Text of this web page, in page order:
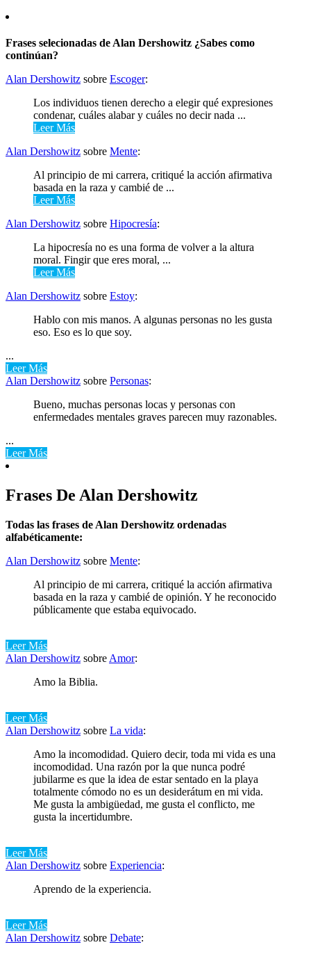
Frases selecionadas de Alan Dershowitz ¿Sabes como
continúan?
Alan Dershowitz sobre Escoger:
Los individuos tienen derecho a elegir qué expresiones
condenar, cuáles alabar y cuáles no decir nada ...
Leer Más
Alan Dershowitz sobre Mente:
Al principio de mi carrera, critiqué la acción afirmativa
basada en la raza y cambié de ...
Leer Más
Alan Dershowitz sobre Hipocresía:
La hipocresía no es una forma de volver a la altura
moral. Fingir que eres moral, ...
Leer Más
Alan Dershowitz sobre Estoy:
Hablo con mis manos. A algunas personas no les gusta
eso. Eso es lo que soy.
...
Leer Más
Alan Dershowitz sobre Personas:
Bueno, muchas personas locas y personas con
enfermedades mentales graves parecen muy razonables.
...
Leer Más
Frases De Alan Dershowitz
Todas las frases de Alan Dershowitz ordenadas
alfabéticamente:
Alan Dershowitz sobre Mente:
Al principio de mi carrera, critiqué la acción afirmativa
basada en la raza y cambié de opinión. Y he reconocido
públicamente que estaba equivocado.
Leer Más
Alan Dershowitz sobre Amor:
Amo la Biblia.
Leer Más
Alan Dershowitz sobre La vida:
Amo la incomodidad. Quiero decir, toda mi vida es una
incomodidad. Una razón por la que nunca podré
jubilarme es que la idea de estar sentado en la playa
totalmente cómodo no es un desiderátum en mi vida.
Me gusta la ambigüedad, me gusta el conflicto, me
gusta la incertidumbre.
Leer Más
Alan Dershowitz sobre Experiencia:
Aprendo de la experiencia.
Leer Más
Alan Dershowitz sobre Debate: